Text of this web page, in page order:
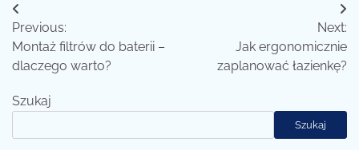
Nawigacja
wpisu
Previous:
Montaż filtrów do baterii –
dlaczego warto?
Next:
Jak ergonomicznie
zaplanować łazienkę?
Szukaj
Szukaj